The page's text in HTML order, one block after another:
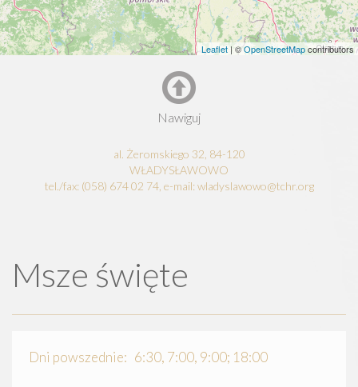
Leaflet | ©OpenStreetMapcontributors
Nawiguj
al. Żeromskiego 32, 84-120
WŁADYSŁAWOWO
tel./fax: (058) 674 02 74, e-mail: wladyslawowo@tchr.org
Msze święte
Dni powszednie: 6:30, 7:00, 9:00; 18:00